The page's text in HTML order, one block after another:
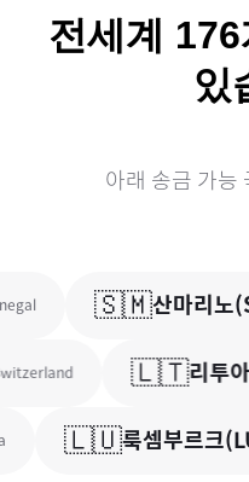
전세계 176
있
아래 송금 가능
🇸🇲산마리노(
🇱🇹리투아
🇱🇺룩셈부르크(LU